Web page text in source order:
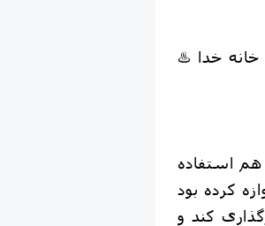
خدا
استفاده
کند و